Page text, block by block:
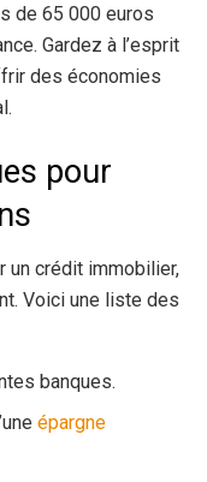
de 65 000 euros
Gardez à l’esprit
des économies
pour
un crédit immobilier,
Voici une liste des
banques.
épargne